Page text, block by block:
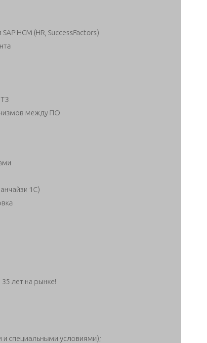
HCM (HR, SuccessFactors)
между ПО
1С)
лет на рынке!
и специальными условиями);